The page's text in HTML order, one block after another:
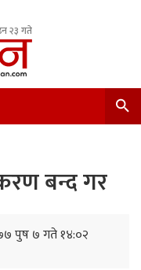
२३ गते
बन्द गर
पुष ७ गते १४:०२